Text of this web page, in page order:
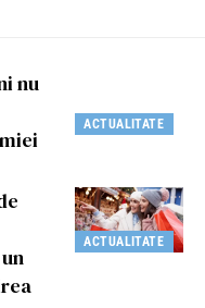
ACTUALITATE
nu
ACTUALITATE